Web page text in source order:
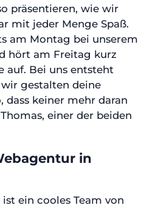
präsentieren, wie wir
mit jeder Menge Spaß.
am Montag bei unserem
hört am Freitag kurz
auf. Bei uns entsteht
gestalten deine
dass keiner mehr daran
einer der beiden
in
ein cooles Team von